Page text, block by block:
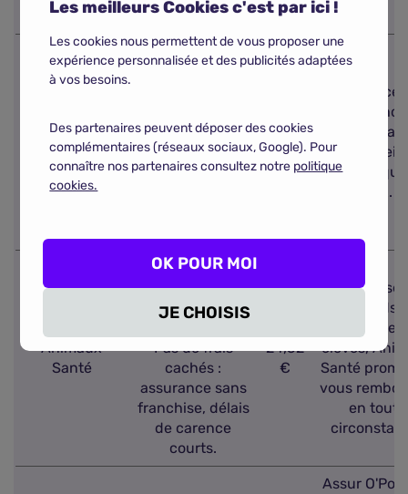
la moins chère.
Kozoo
Offre modulable
parfaitement
chaque chat.
Simplicité des
démarches : les
12,23
€
L'assurance
sans
de Kozoo
un des
rapport
prix.
Animaux
Santé
Grande variété
de contrats
incluant tous un
Pas de frais
cachés :
assurance sans
franchise, délais
de carence
courts.
24,52
€
Avec ses
plafonds
élevés,
Santé
vous
en toute
Assur O'Poil
Les meilleurs Cookies c'est par ici !
Les cookies nous permettent de vous proposer une
expérience personnalisée et des publicités adaptées
à vos besoins.
Des partenaires peuvent déposer des cookies
complémentaires (réseaux sociaux, Google). Pour
connaître nos partenaires consultez notre politique
cookies.
JE CHOISIS
OK POUR MOI